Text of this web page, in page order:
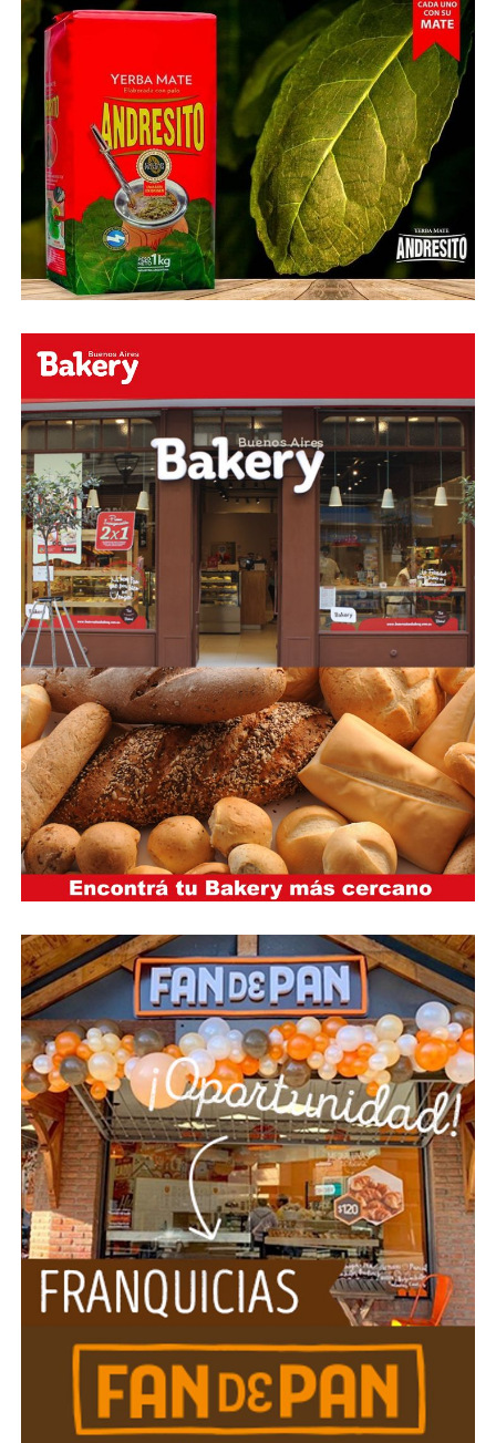
mate, dos cultivos emblemáticos de la provincia.
Para Yara, este logro refuerza la expansión de la
iniciativa “Yara Climate Choice” en Argentina y América
Latina, que busca acompañar a productores y empresas
en la transición hacia sistemas productivos más
sostenibles, demostrando que es posible reducir el
impacto ambiental sin comprometer la eficiencia ni la
calidad.
Este modelo de colaboración abre el camino para que
emisión, impulsando una cadena alimentaria más
sustentable y competitiva a nivel global.
Acerca de Yara
La misión de Yara es alimentar al mundo de manera
responsable y proteger el planeta. Seguimos una
estrategia de crecimiento sostenible del valor mediante
la reducción de emisiones en la producción de nutrición
de cultivos y el desarrollo de soluciones de bajas
emisiones. La ambición de Yara se centra en fomentar
un futuro alimentario positivo para la naturaleza, que
genere valor para nuestros clientes, accionistas y la
sociedad en general, y que contribuya a una cadena de
valor alimentaria más sostenible.
Para impulsar la transición verde en la producción de
fertilizantes, el transporte marítimo y otras industrias
intensivas en energía, Yara producirá amoníaco con
emisiones significativamente reducidas. Ofrecemos
herramientas digitales para la agricultura de precisión y
trabajamos estrechamente con socios en todos los
niveles de la cadena de valor alimentaria para compartir
sostenibles.
Fundada en 1905 para enfrentar la hambruna
emergente en Europa, Yara ha establecido una posición
única como la única empresa global de nutrición de
cultivos en la industria. Con 17.000 empleados y
operaciones en más de 60 países, la sostenibilidad es
una parte integral de nuestro modelo de negocio. En
2024, Yara reportó ingresos de 13,9 mil millones de
dólares. Más información en: www.yara.com